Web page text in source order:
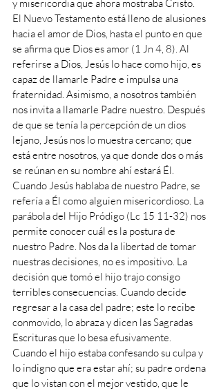
y misericordia que ahora mostraba Cristo.
El Nuevo Testamento está lleno de alusiones
hacia el amor de Dios, hasta el punto en que
se afirma que Dios es amor (1 Jn 4, 8). Al
referirse a Dios, Jesús lo hace como hijo, es
capaz de llamarle Padre e impulsa una
fraternidad. Asimismo, a nosotros también
nos invita a llamarle Padre nuestro. Después
de que se tenía la percepción de un dios
lejano, Jesús nos lo muestra cercano; que
está entre nosotros, ya que donde dos o más
se reúnan en su nombre ahí estará Él.
Cuando Jesús hablaba de nuestro Padre, se
refería a Él como alguien misericordioso. La
parábola del Hijo Pródigo (Lc 15 11-32) nos
permite conocer cuál es la postura de
nuestro Padre. Nos da la libertad de tomar
nuestras decisiones, no es impositivo. La
decisión que tomó el hijo trajo consigo
terribles consecuencias. Cuando decide
regresar a la casa del padre; este lo recibe
conmovido, lo abraza y dicen las Sagradas
Escrituras que lo besa efusivamente.
Cuando el hijo estaba confesando su culpa y
lo indigno que era estar ahí; su padre ordena
que lo vistan con el mejor vestido, que le